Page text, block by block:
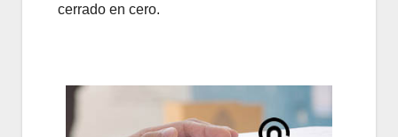
cerrado en cero.